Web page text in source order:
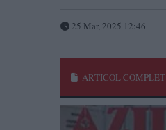
25 Mar, 2025 12:46
ARTICOL COMPLET